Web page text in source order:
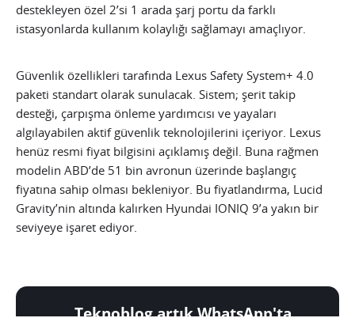
destekleyen özel 2’si 1 arada şarj portu da farklı
istasyonlarda kullanım kolaylığı sağlamayı amaçlıyor.
Güvenlik özellikleri tarafında Lexus Safety System+ 4.0
paketi standart olarak sunulacak. Sistem; şerit takip
desteği, çarpışma önleme yardımcısı ve yayaları
algılayabilen aktif güvenlik teknolojilerini içeriyor. Lexus
henüz resmi fiyat bilgisini açıklamış değil. Buna rağmen
modelin ABD’de 51 bin avronun üzerinde başlangıç
fiyatına sahip olması bekleniyor. Bu fiyatlandırma, Lucid
Gravity’nin altında kalırken Hyundai IONIQ 9’a yakın bir
seviyeye işaret ediyor.
Teknoblog artık WhatsApp'ta